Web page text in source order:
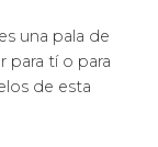
una pala de
para tí o para
de esta